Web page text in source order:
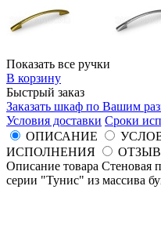
Показать все ручки
В корзину
Быстрый заказ
Заказать шкаф по Вашим
Условия доставки Сроки
ОПИСАНИЕ
ИСПОЛНЕНИЯ
Описание товара Стеновая
серии "Тунис" из массива